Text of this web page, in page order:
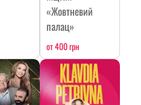
«Жовтневий
палац»
от 400 грн